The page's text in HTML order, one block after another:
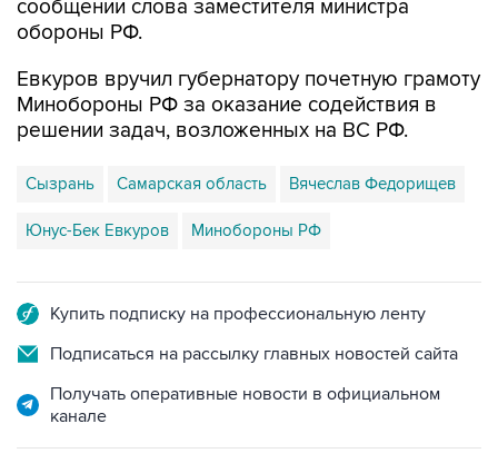
Евкуров вручил губернатору почетную грамоту
решении задач, возложенных на ВС РФ.
Сызрань Самарская область Вячеслав Федорищев
Юнус-Бек Евкуров Минобороны РФ
Подписаться на рассылку главных новостей сайта
Получать оперативные новости в официальном
НОВОСТИ ПО ТЕМЕ